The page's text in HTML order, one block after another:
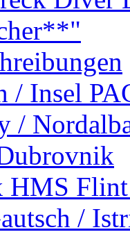
/ Insel
/
HMS
/